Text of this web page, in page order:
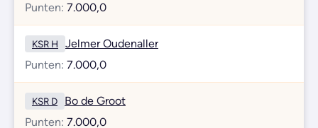
Punten: 7.000,0
KSR H
Jelmer Oudenaller
Punten: 7.000,0
KSR D
Bo de Groot
Punten: 7.000,0